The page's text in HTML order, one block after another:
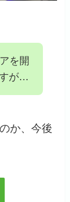
を開
が…
か、今後